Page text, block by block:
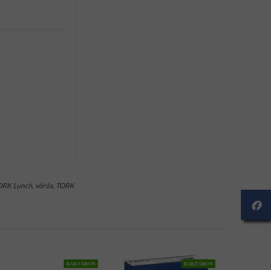
Lunch, vörös, TORK
RAKTÁRON RAKTÁRON